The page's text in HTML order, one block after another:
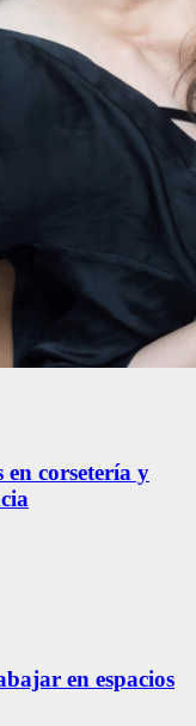
corsetería y
en espacios